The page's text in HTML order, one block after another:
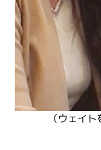
（ウェイ